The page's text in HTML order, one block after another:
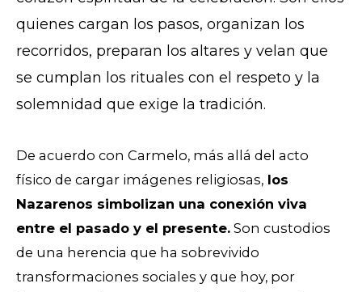
quienes cargan los pasos, organizan los
recorridos, preparan los altares y velan que
se cumplan los rituales con el respeto y la
solemnidad que exige la tradición.
De acuerdo con Carmelo, más allá del acto
físico de cargar imágenes religiosas, los
Nazarenos simbolizan una conexión viva
entre el pasado y el presente. Son custodios
de una herencia que ha sobrevivido
transformaciones sociales y que hoy, por